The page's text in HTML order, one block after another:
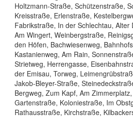
Holtzmann-Straße, Schützenstraße,
Kreisstraße, Erlenstraße,
Fabrikstraße, In der Schlechtau, Alter
Am Wingert, Weinbergstraße,
den Höfen, Bachwiesenweg,
Kastanienweg, Am Rain,
Strietweg, Herrengasse,
der Emisau, Torweg,
Jakob-Bleyer-Straße,
Bergweg, Zum Kapf, Am
Gartenstraße, Koloniestraße, Im
Rathausstraße, Kirchstraße,